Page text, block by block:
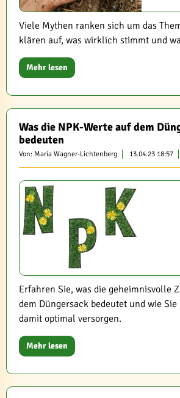
Viele Mythen ranken sich um das
klären auf, was wirklich stimmt und
Mehr lesen
Was die NPK-Werte auf dem
bedeuten
Von: Maria Wagner-Lichtenberg 13.04.23 18:57
Erfahren Sie, was die geheimnisvolle
dem Düngersack bedeutet und wie
damit optimal versorgen.
Mehr lesen